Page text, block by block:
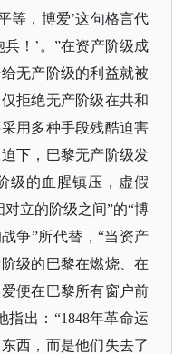
等，博爱’这句格言代
！’。”在资产阶级成
无产阶级的利益就被
拒绝无产阶级在共和
用多种手段残酷迫害
下，巴黎无产阶级发
级的血腥镇压，虚假
立的阶级之间”的“博
争”所代替，“当资产
级的巴黎在燃烧、在
便在巴黎所有窗户前
指出：“1848年革命运
西，而是他们失去了